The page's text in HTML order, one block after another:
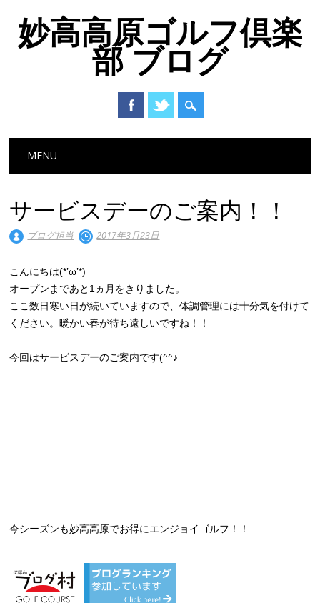
妙高高原ゴルフ倶楽
部 ブログ
Main menu
MENU
サービスデーのご案内！！
ブログ担当 2017年3月23日
こんにちは(*’ω’*)
オープンまであと1ヵ月をきりました。
ここ数日寒い日が続いていますので、体調管理には十分気を付けて
ください。暖かい春が待ち遠しいですね！！
今回はサービスデーのご案内です(^^♪
今シーズンも妙高高原でお得にエンジョイゴルフ！！